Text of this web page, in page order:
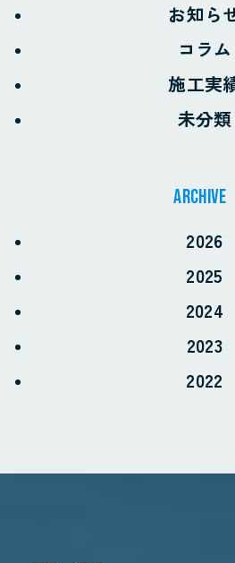
お電話でのお問
0968-57-
受付時間 8:30〜
お知ら
コラム
施工実
未分類
archive
2026
2025
2024
2023
2022